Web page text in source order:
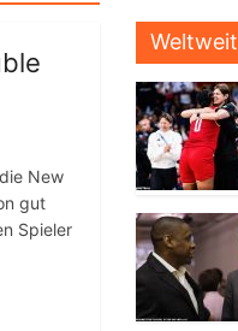
New
gut
Spieler
Weltweit